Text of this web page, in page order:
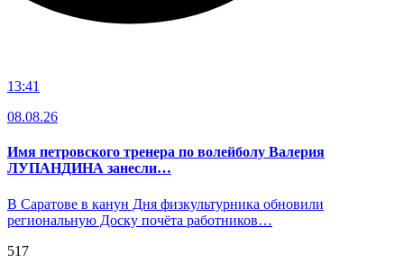
13:41
08.08.26
Имя петровского тренера по волейболу Валерия
ЛУПАНДИНА занесли…
В Саратове в канун Дня физкультурника обновили
региональную Доску почёта работников…
517